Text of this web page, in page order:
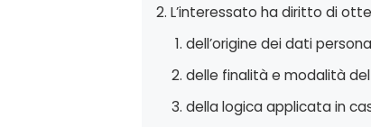
n
s
L’interessato ha diritto di
dell’origine dei dati
delle finalità e modalità
della logica applicata in